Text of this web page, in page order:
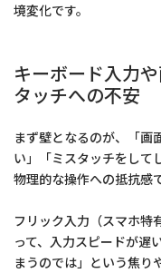
境変化です。
キーボード入力
タッチへの不安
まず壁となるのが、「画
い」「ミスタッチをして
物理的な操作への抵抗感
フリック入力（スマホ特
って、入力スピードが遅
まうのでは」という焦り